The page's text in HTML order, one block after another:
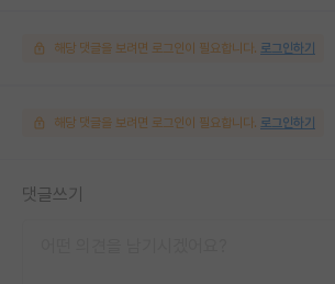
해당 댓글을 보려면 로그인이 필요합니다. 로그인하기
해당 댓글을 보려면 로그인이 필요합니다. 로그인하기
댓글쓰기